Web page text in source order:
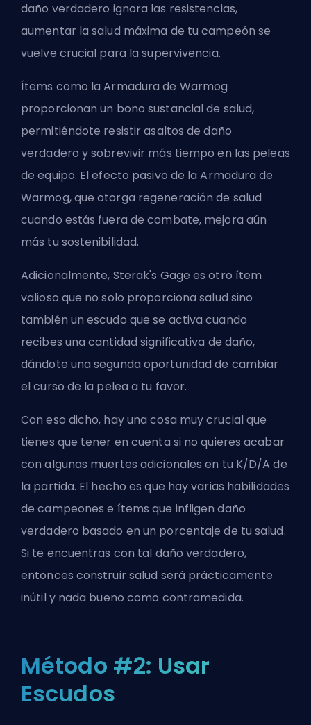
daño verdadero ignora las resistencias,
aumentar la salud máxima de tu campeón se
vuelve crucial para la supervivencia.
Ítems como la Armadura de Warmog
proporcionan un bono sustancial de salud,
permitiéndote resistir asaltos de daño
verdadero y sobrevivir más tiempo en las peleas
de equipo. El efecto pasivo de la Armadura de
Warmog, que otorga regeneración de salud
cuando estás fuera de combate, mejora aún
más tu sostenibilidad.
Adicionalmente, Sterak's Gage es otro ítem
valioso que no solo proporciona salud sino
también un escudo que se activa cuando
recibes una cantidad significativa de daño,
dándote una segunda oportunidad de cambiar
el curso de la pelea a tu favor.
Con eso dicho, hay una cosa muy crucial que
tienes que tener en cuenta si no quieres acabar
con algunas muertes adicionales en tu K/D/A de
la partida. El hecho es que hay varias habilidades
de campeones e ítems que infligen daño
verdadero basado en un porcentaje de tu salud.
Si te encuentras con tal daño verdadero,
entonces construir salud será prácticamente
inútil y nada bueno como contramedida.
Método #2: Usar
Escudos